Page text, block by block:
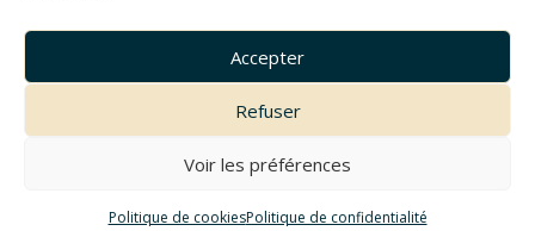
Accepter
Refuser
Voir les préférences
Politique de cookiesPolitique de confidentialité